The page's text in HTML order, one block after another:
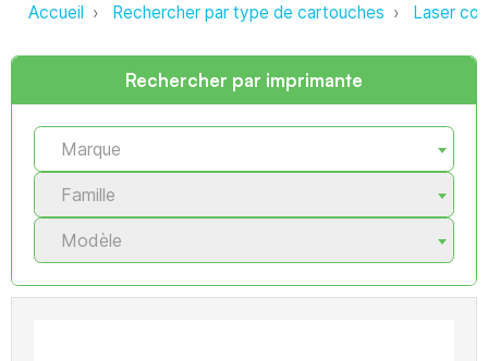
Accueil Rechercher par type de cartouches Laser
Rechercher par imprimante
Marque
Famille
Modèle